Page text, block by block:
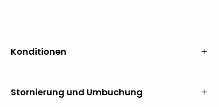
Konditionen
Stornierung und Umbuchung